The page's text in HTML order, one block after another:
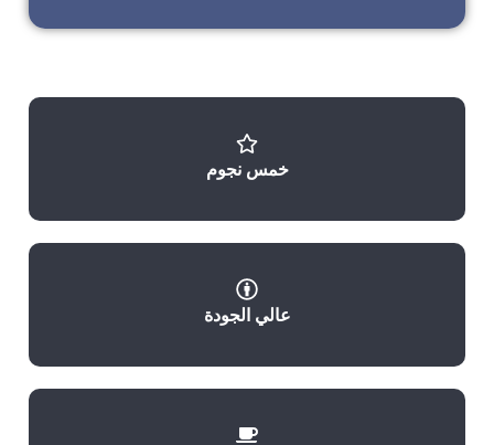
خمس نجوم
عالي الجودة